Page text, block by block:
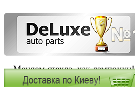
Меняем стекла, как лампочки!